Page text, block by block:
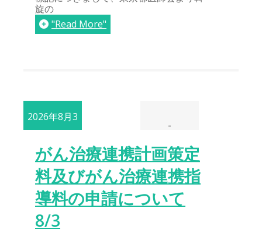
旋の
"Read More"
2026年8月3
-
がん治療連携計画策定
料及びがん治療連携指
導料の申請について
8/3